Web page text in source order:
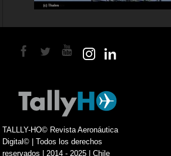
TALLLY-HO© Revista Aeronáutica
Digital© | Todos los derechos
reservados | 2014 - 2025 | Chile